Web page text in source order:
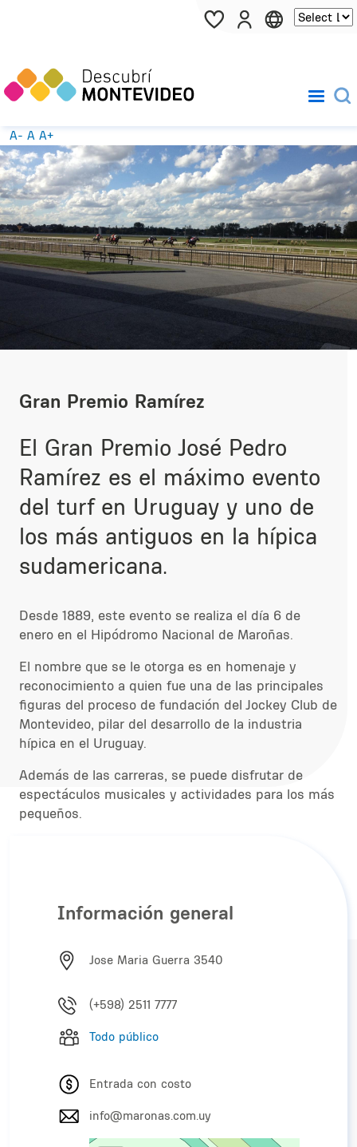
Pasar al contenido principal
A- A A+
Gran Premio Ramírez
El Gran Premio José Pedro
Ramírez es el máximo evento
del turf en Uruguay y uno de
los más antiguos en la hípica
sudamericana.​
Desde 1889, este evento se realiza el día 6 de
enero en el Hipódromo Nacional de Maroñas.
El nombre que se le otorga es en homenaje y
reconocimiento a quien fue una de las principales
figuras del proceso de fundación del Jockey Club de
Montevideo, pilar del desarrollo de la industria
hípica en el Uruguay.
Además de las carreras, se puede disfrutar de
espectáculos musicales y actividades para los más
pequeños.
Información general
Jose Maria Guerra 3540
(+598) 2511 7777
Todo público
Entrada con costo
info@maronas.com.uy